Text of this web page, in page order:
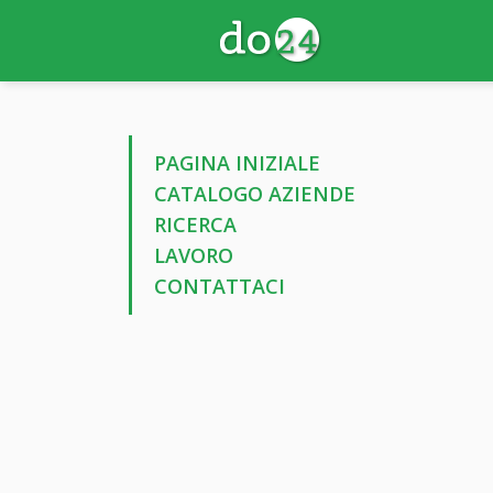
PAGINA INIZIALE
CATALOGO AZIENDE
RICERCA
LAVORO
CONTATTACI